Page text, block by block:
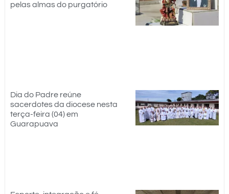
pelas almas do purgatório
Dia do Padre reúne
sacerdotes da diocese nesta
terça-feira (04) em
Guarapuava